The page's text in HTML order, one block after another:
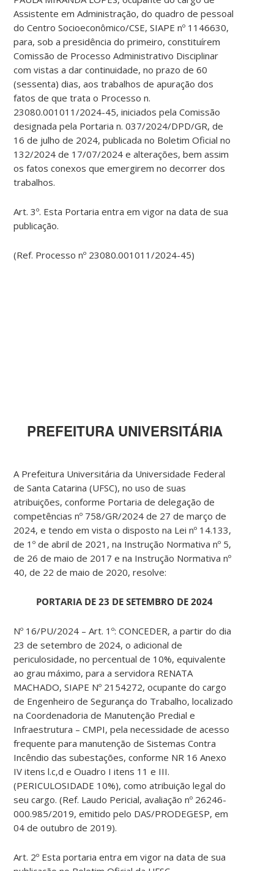
Assistente em Administração, do quadro de pessoal
do Centro Socioeconômico/CSE, SIAPE nº 1146630,
para, sob a presidência do primeiro, constituírem
Comissão de Processo Administrativo Disciplinar
com vistas a dar continuidade, no prazo de 60
(sessenta) dias, aos trabalhos de apuração dos
fatos de que trata o Processo n.
23080.001011/2024-45, iniciados pela Comissão
designada pela Portaria n. 037/2024/DPD/GR, de
16 de julho de 2024, publicada no Boletim Oficial no
132/2024 de 17/07/2024 e alterações, bem assim
os fatos conexos que emergirem no decorrer dos
trabalhos.
Art. 3º. Esta Portaria entra em vigor na data de sua
publicação.
(Ref. Processo nº 23080.001011/2024-45)
PREFEITURA UNIVERSITÁRIA
A Prefeitura Universitária da Universidade Federal
de Santa Catarina (UFSC), no uso de suas
atribuições, conforme Portaria de delegação de
competências nº 758/GR/2024 de 27 de março de
2024, e tendo em vista o disposto na Lei nº 14.133,
de 1º de abril de 2021, na Instrução Normativa nº 5,
de 26 de maio de 2017 e na Instrução Normativa nº
40, de 22 de maio de 2020, resolve:
PORTARIA DE 23 DE SETEMBRO DE 2024
Nº 16/PU/2024 – Art. 1º: CONCEDER, a partir do dia
23 de setembro de 2024, o adicional de
periculosidade, no percentual de 10%, equivalente
ao grau máximo, para a servidora RENATA
MACHADO, SIAPE Nº 2154272, ocupante do cargo
de Engenheiro de Segurança do Trabalho, localizado
na Coordenadoria de Manutenção Predial e
Infraestrutura – CMPI, pela necessidade de acesso
frequente para manutenção de Sistemas Contra
Incêndio das subestações, conforme NR 16 Anexo
IV itens l.c,d e Ouadro I itens 11 e III.
(PERICULOSIDADE 10%), como atribuição legal do
seu cargo. (Ref. Laudo Pericial, avaliação nº 26246-
000.985/2019, emitido pelo DAS/PRODEGESP, em
04 de outubro de 2019).
Art. 2º Esta portaria entra em vigor na data de sua